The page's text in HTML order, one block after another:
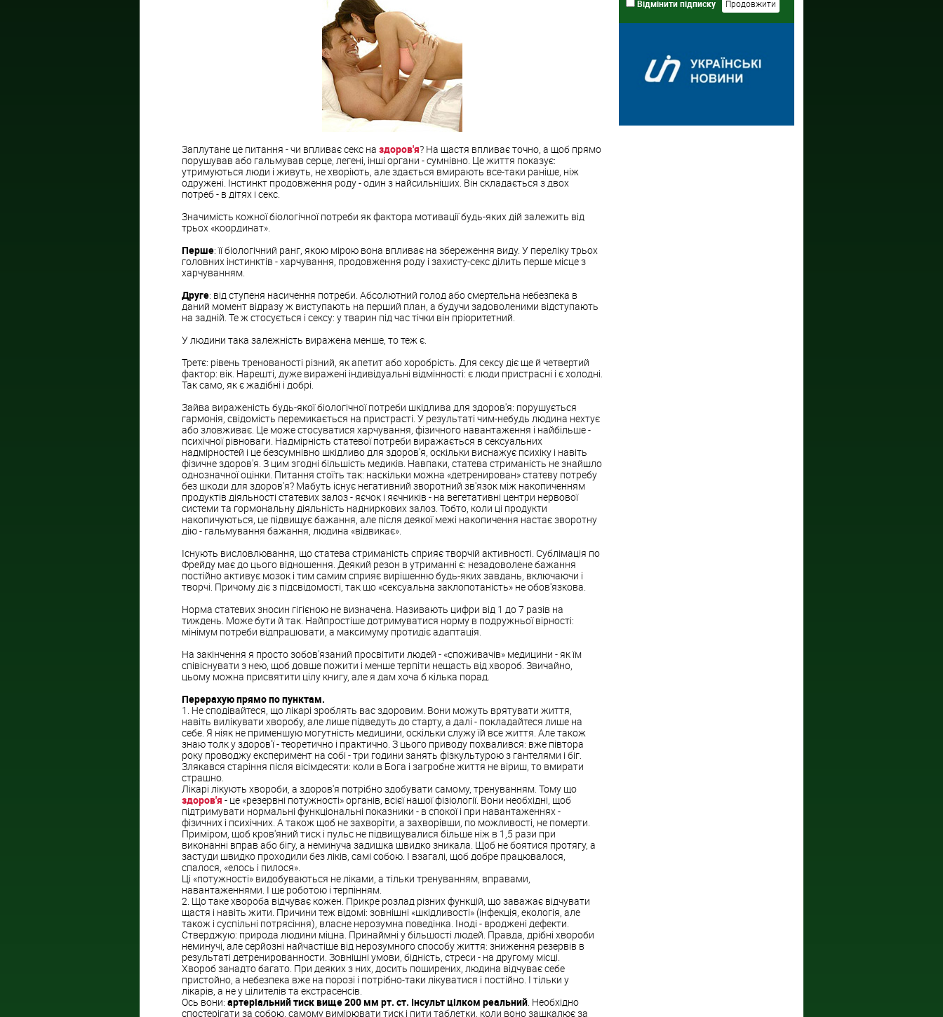
Заплутане це питання - чи впливає секс на здоров'я? На щастя впливає точно, а щоб прямо
порушував або гальмував серце, легені, інші органи - сумнівно. Це життя показує:
утримуються люди і живуть, не хворіють, але здається вмирають все-таки раніше, ніж
одружені. Інстинкт продовження роду - один з найсильніших. Він складається з двох
потреб - в дітях і секс.
Значимість кожної біологічної потреби як фактора мотивації будь-яких дій залежить від
трьох «координат».
Перше: її біологічний ранг, якою мірою вона впливає на збереження виду. У переліку трьох
головних інстинктів - харчування, продовження роду і захисту-секс ділить перше місце з
харчуванням.
Друге: від ступеня насичення потреби. Абсолютний голод або смертельна небезпека в
даний момент відразу ж виступають на перший план, а будучи задоволеними відступають
на задній. Те ж стосується і сексу: у тварин під час тічки він пріоритетний.
У людини така залежність виражена менше, то теж є.
Третє: рівень тренованості різний, як апетит або хоробрість. Для сексу діє ще й четвертий
фактор: вік. Нарешті, дуже виражені індивідуальні відмінності: є люди пристрасні і є холодні.
Так само, як є жадібні і добрі.
Зайва вираженість будь-якої біологічної потреби шкідлива для здоров'я: порушується
гармонія, свідомість перемикається на пристрасті. У результаті чим-небудь людина нехтує
або зловживає. Це може стосуватися харчування, фізичного навантаження і найбільше -
психічної рівноваги. Надмірність статевої потреби виражається в сексуальних
надмірностей і це безсумнівно шкідливо для здоров'я, оскільки виснажує психіку і навіть
фізичне здоров'я. З цим згодні більшість медиків. Навпаки, статева стриманість не знайшло
однозначної оцінки. Питання стоїть так: наскільки можна «детренирован» статеву потребу
без шкоди для здоров'я? Мабуть існує негативний зворотний зв'язок між накопиченням
продуктів діяльності статевих залоз - яєчок і яєчників - на вегетативні центри нервової
системи та гормональну діяльність надниркових залоз. Тобто, коли ці продукти
накопичуються, це підвищує бажання, але після деякої межі накопичення настає зворотну
дію - гальмування бажання, людина «відвикає».
Існують висловлювання, що статева стриманість сприяє творчій активності. Сублімація по
Фрейду має до цього відношення. Деякий резон в утриманні є: незадоволене бажання
постійно активує мозок і тим самим сприяє вирішенню будь-яких завдань, включаючи і
творчі. Причому діє з підсвідомості, так що «сексуальна заклопотаність» не обов'язкова.
Норма статевих зносин гігієною не визначена. Називають цифри від 1 до 7 разів на
тиждень. Може бути й так. Найпростіше дотримуватися норму в подружньої вірності:
мінімум потреби відпрацювати, а максимуму протидіє адаптація.
На закінчення я просто зобов'язаний просвітити людей - «споживачів» медицини - як їм
співіснувати з нею, щоб довше пожити і менше терпіти нещасть від хвороб. Звичайно,
цьому можна присвятити цілу книгу, але я дам хоча б кілька порад.
Перерахую прямо по пунктам.
1. Не сподівайтеся, що лікарі зроблять вас здоровим. Вони можуть врятувати життя,
навіть вилікувати хворобу, але лише підведуть до старту, а далі - покладайтеся лише на
себе. Я ніяк не применшую могутність медицини, оскільки служу їй все життя. Але також
знаю толк у здоров'ї - теоретично і практично. З цього приводу похвалився: вже півтора
року проводжу експеримент на собі - три години занять фізкультурою з гантелями і біг.
Злякався старіння після вісімдесяти: коли в Бога і загробне життя не віриш, то вмирати
страшно.
Лікарі лікують хвороби, а здоров'я потрібно здобувати самому, тренуванням. Тому що
здоров'я - це «резервні потужності» органів, всієї нашої фізіології. Вони необхідні, щоб
підтримувати нормальні функціональні показники - в спокої і при навантаженнях -
фізичних і психічних. А також щоб не захворіти, а захворівши, по можливості, не померти.
Приміром, щоб кров'яний тиск і пульс не підвищувалися більше ніж в 1,5 рази при
виконанні вправ або бігу, а неминуча задишка швидко зникала. Щоб не боятися протягу, а
застуди швидко проходили без ліків, самі собою. І взагалі, щоб добре працювалося,
спалося, «елось і пилося».
Ці «потужності» видобуваються не ліками, а тільки тренуванням, вправами,
навантаженнями. І ще роботою і терпінням.
2. Що таке хвороба відчуває кожен. Прикре розлад різних функцій, що заважає відчувати
щастя і навіть жити. Причини теж відомі: зовнішні «шкідливості» (інфекція, екологія, але
також і суспільні потрясіння), власне нерозумна поведінка. Іноді - вроджені дефекти.
Стверджую: природа людини міцна. Принаймні у більшості людей. Правда, дрібні хвороби
неминучі, але серйозні найчастіше від нерозумного способу життя: зниження резервів в
результаті детренированности. Зовнішні умови, бідність, стреси - на другому місці.
Хвороб занадто багато. При деяких з них, досить поширених, людина відчуває себе
пристойно, а небезпека вже на порозі і потрібно-таки лікуватися і постійно. І тільки у
лікарів, а не у цілителів та екстрасенсів.
Ось вони: артеріальний тиск вище 200 мм рт. ст. Інсульт цілком реальний. Необхідно
спостерігати за собою, самому вимірювати тиск і пити таблетки, коли воно зашкалює за
Відмінити підписку